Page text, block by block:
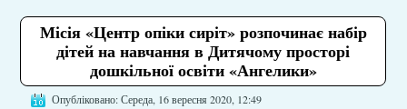
Місія «Центр опіки сиріт» розпочинає набір
дітей на навчання в Дитячому просторі
дошкільної освіти «Ангелики»
Опубліковано: Середа, 16 вересня 2020, 12:49